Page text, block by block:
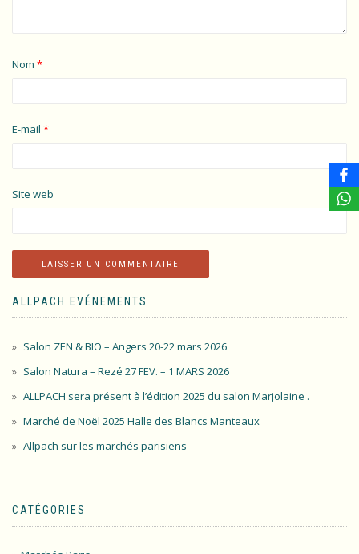
Nom *
E-mail *
Site web
ALLPACH EVÉNEMENTS
Salon ZEN & BIO – Angers 20-22 mars 2026
Salon Natura – Rezé 27 FEV. – 1 MARS 2026
ALLPACH sera présent à l’édition 2025 du salon Marjolaine .
Marché de Noël 2025 Halle des Blancs Manteaux
Allpach sur les marchés parisiens
CATÉGORIES